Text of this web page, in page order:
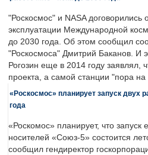
"Роскосмос" и NASA договорились
эксплуатации Международной
до 2030 года. Об этом сообщил
"Роскосмоса" Дмитрий Баканов. И
Рогозин еще в 2014 году заявлял,
проекта, а самой станции "пора
«Роскосмос» планирует запуск двух
года
«Роскомос» планирует, что запуск
носителей «Союз-5» состоится
сообщил гендиректор